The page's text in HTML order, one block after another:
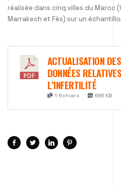
réalisée dans cinq villes du Maroc
Marrakech et Fès) sur un
ACTUALISATION DES
DONNÉES
L’INFERTILITÉ
1 fichier·s 666 KB